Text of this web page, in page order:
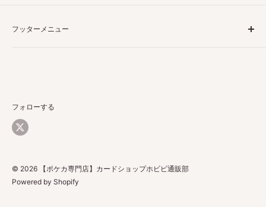
フッターメニュー
返品・返金について
配送について
お問い合わせ
フォローする
© 2026 【ポケカ専門店】カードショップホビビ通販部
Powered by Shopify